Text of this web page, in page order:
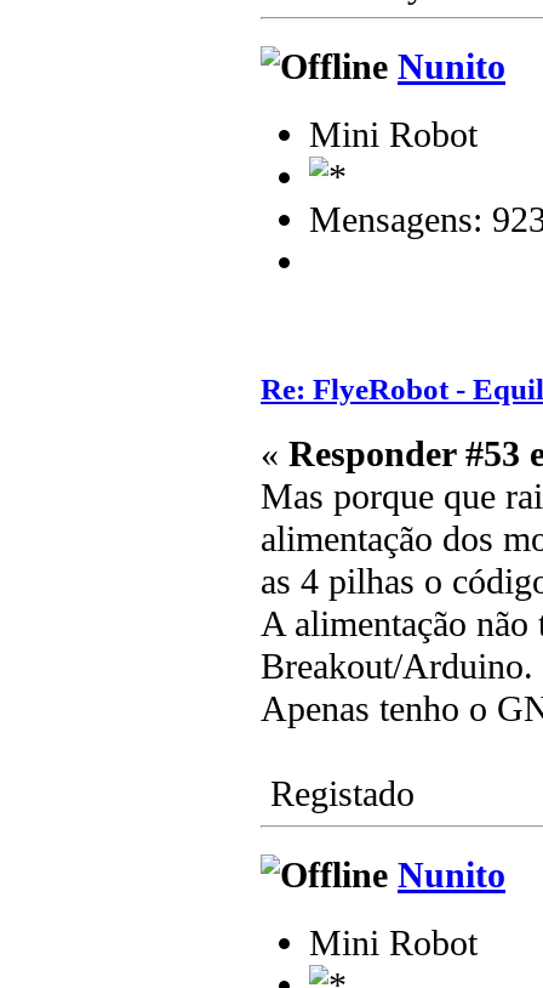
Nunito
Mini Robot
Mensagens:
Re: FlyeRobot -
« Responder #53
Mas porque que
alimentação dos
as 4 pilhas o
A alimentação não
Breakout/Arduino.
Apenas tenho o
Registado
Nunito
Mini Robot